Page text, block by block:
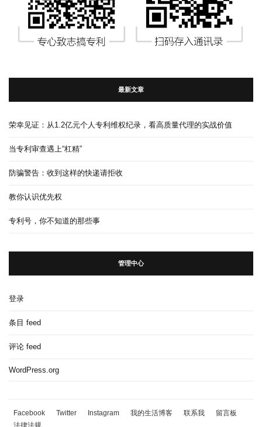
最新文章
荣幸见证：从1.2亿元个人专利维权纪录，看高质量代理的实战价值
当专利审查遇上“杠精”
防骗警告：收到这样的快递请拒收
教你认识优先权
专利号，你不知道的那些事
管理中心
登录
条目 feed
评论 feed
WordPress.org
Facebook Twitter Instagram 我的生活博客 联系我
留言板
法律法规